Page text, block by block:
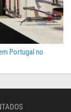
Portugal no